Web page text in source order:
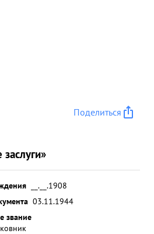
Поделиться
__.__.1908
03.11.1944
звание